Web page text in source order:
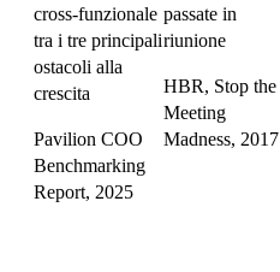
cross-funzionale
tra i tre principali
ostacoli alla
crescita
Pavilion COO
Benchmarking
Report, 2025
passate in
riunione
HBR, Stop the
Meeting
Madness, 2017